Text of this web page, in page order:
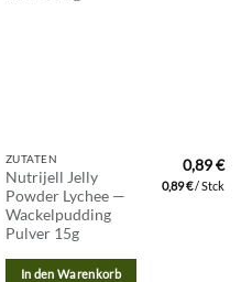
ZUTATEN
Nutrijell Jelly
Powder Lychee —
Wackelpudding
Pulver 15g
0,89€
0,89€/Stck
In den Warenkorb